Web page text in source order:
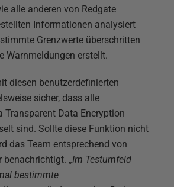
alle anderen von Redgate
Informationen analysiert
Grenzwerte überschritten
Warnmeldungen erstellt.
diesen benutzerdefinierten
sicher, dass alle
Transparent Data Encryption
sind. Sollte diese Funktion nicht
das Team entsprechend von
benachrichtigt. „Im Testumfeld
bestimmte